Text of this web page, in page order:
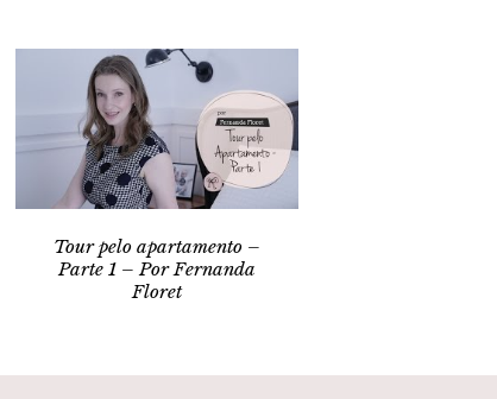
Tour pelo apartamento –
Parte 1 – Por Fernanda
Floret